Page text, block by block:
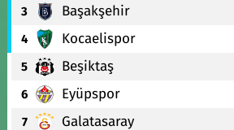
3 Başakşehir
4 Kocaelispor
5 Beşiktaş
6 Eyüpspor
7 Galatasaray